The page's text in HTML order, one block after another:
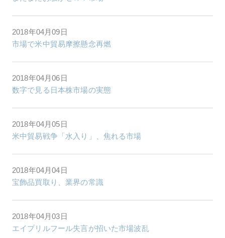
2018年04月09日
市場で米中貿易摩擦懸念再燃
2018年04月06日
数字で見る日本株市場の実態
2018年04月05日
米中貿易戦争「水入り」、焦れる市場
2018年04月04日
宝飾品買取り、業界の常識
2018年04月03日
エイプリルフール失言が招いた市場波乱